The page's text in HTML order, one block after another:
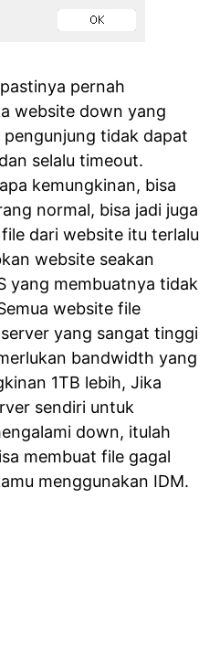
pernah
website down yang
tidak dapat
selalu timeout.
kemungkinan, bisa
normal, bisa jadi juga
dari website itu terlalu
website seakan
yang membuatnya tidak
website file
yang sangat tinggi
bandwidth yang
1TB lebih, Jika
sendiri untuk
down, itulah
membuat file gagal
menggunakan IDM.